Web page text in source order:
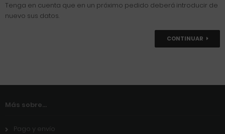
Tenga en cuenta que en un próximo pedido deberá introducir de
nuevo sus datos.
CONTINUAR
Más sobre...
Pago y envío